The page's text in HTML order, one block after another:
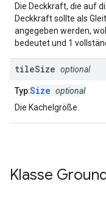
Die Deckkraft, die auf
Deckkraft sollte als
angegeben werden,
bedeutet und 1
tileSize optional
Typ:Size optional
Die Kachelgröße.
Klasse